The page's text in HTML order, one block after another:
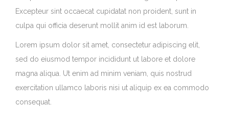
Excepteur sint occaecat cupidatat non proident, sunt in
culpa qui officia deserunt mollit anim id est laborum.
Lorem ipsum dolor sit amet, consectetur adipiscing elit,
sed do eiusmod tempor incididunt ut labore et dolore
magna aliqua. Ut enim ad minim veniam, quis nostrud
exercitation ullamco laboris nisi ut aliquip ex ea commodo
consequat.